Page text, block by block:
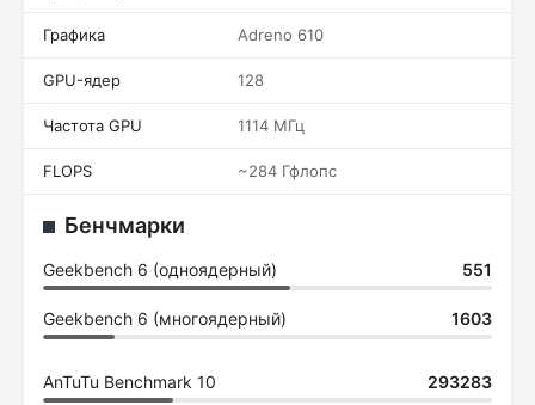
Графика Adreno 610
GPU-ядер 128
Частота GPU 1114 МГц
FLOPS ~284 Гфлопс
Бенчмарки
Geekbench 6 (одноядерный) 551
Geekbench 6 (многоядерный) 1603
AnTuTu Benchmark 10 293283